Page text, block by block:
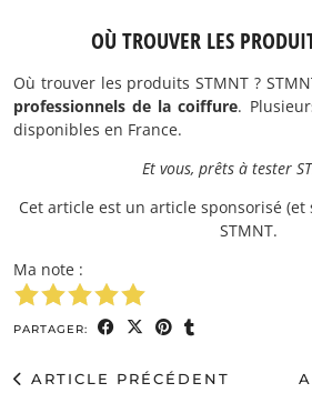
OÙ TROUVER LES
Où trouver les produits STMNT ?
professionnels de la coiffure.
disponibles en France.
Et vous, prêts à tester
Cet article est un article sponsorisé
STMNT.
Ma note :
PARTAGER:
ARTICLE PRÉCÉDENT